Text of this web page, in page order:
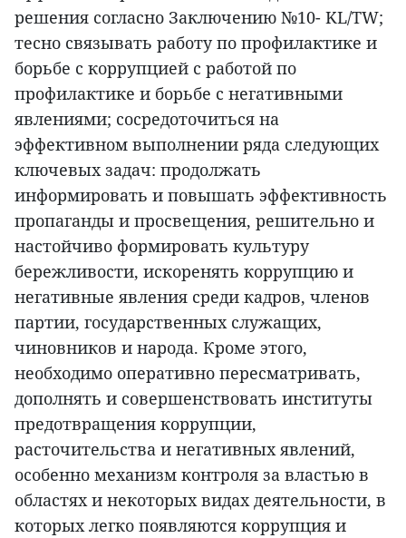
решения согласно Заключению №10- KL/TW;
тесно связывать работу по профилактике и
борьбе с коррупцией с работой по
профилактике и борьбе с негативными
явлениями; сосредоточиться на
эффективном выполнении ряда следующих
ключевых задач: продолжать
информировать и повышать эффективность
пропаганды и просвещения, решительно и
настойчиво формировать культуру
бережливости, искоренять коррупцию и
негативные явления среди кадров, членов
партии, государственных служащих,
чиновников и народа. Кроме этого,
необходимо оперативно пересматривать,
дополнять и совершенствовать институты
предотвращения коррупции,
расточительства и негативных явлений,
особенно механизм контроля за властью в
областях и некоторых видах деятельности, в
которых легко появляются коррупция и